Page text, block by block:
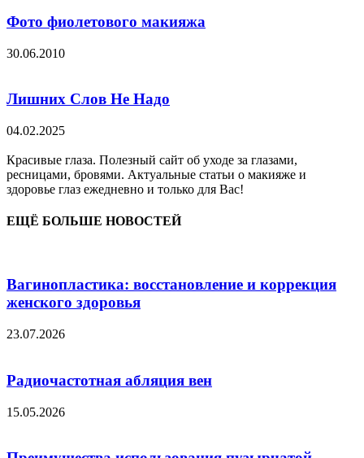
Фото фиолетового макияжа
30.06.2010
Лишних Слов Не Надо
04.02.2025
Красивые глаза. Полезный сайт об уходе за глазами,
ресницами, бровями. Актуальные статьи о макияже и
здоровье глаз ежедневно и только для Вас!
ЕЩЁ БОЛЬШЕ НОВОСТЕЙ
Вагинопластика: восстановление и коррекция
женского здоровья
23.07.2026
Радиочастотная абляция вен
15.05.2026